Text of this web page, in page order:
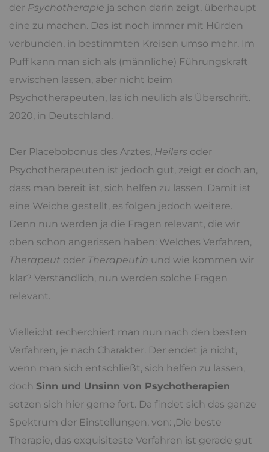
der Psychotherapie ja schon darin zeigt, überhaupt
eine zu machen. Das ist noch immer mit Hürden
verbunden, in bestimmten Kreisen umso mehr. Im
Puff kann man sich als (männliche) Führungskraft
erwischen lassen, aber nicht beim
Psychotherapeuten, las ich neulich als Überschrift.
2020, in Deutschland.
Der Placebobonus des Arztes, Heilers oder
Psychotherapeuten ist jedoch gut, zeigt er doch an,
dass man bereit ist, sich helfen zu lassen. Damit ist
eine Weiche gestellt, es folgen jedoch weitere.
Denn nun werden ja die Fragen relevant, die wir
oben schon angerissen haben: Welches Verfahren,
Therapeut oder Therapeutin und wie kommen wir
klar? Verständlich, nun werden solche Fragen
relevant.
Vielleicht recherchiert man nun nach den besten
Verfahren, je nach Charakter. Der endet ja nicht,
wenn man sich entschließt, sich helfen zu lassen,
doch Sinn und Unsinn von Psychotherapien
setzen sich hier gerne fort. Da findet sich das ganze
Spektrum der Einstellungen, von: ‚Die beste
Therapie, das exquisiteste Verfahren ist gerade gut